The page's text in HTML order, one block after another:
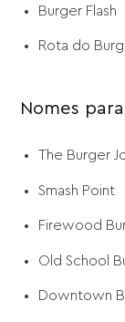
Burger Flash
Rota do
Nomes
The Burger
Smash Point
Firewood
Old School
Downtown